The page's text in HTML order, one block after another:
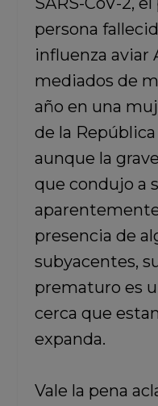
persona
influenza aviar
mediados de
año en una
de la
aunque la
que condujo a
presencia de
subyacentes,
prematuro es
cerca que
expanda.
Vale la pena